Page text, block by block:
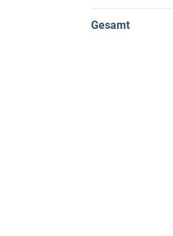
Gesamt